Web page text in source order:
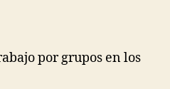
por grupos en los